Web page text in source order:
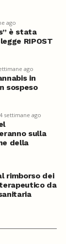
ago
è stata
RIPOST
ago
in
sospeso
4 settimane ago
sulla
della
rimborso dei
da